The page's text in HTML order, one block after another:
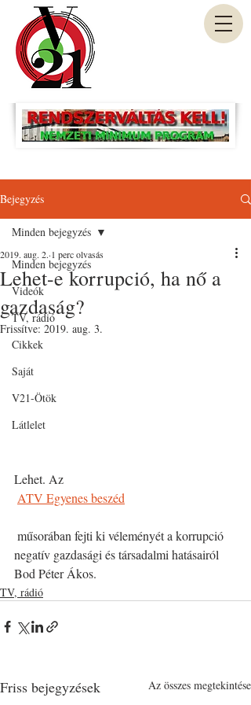
Bejegyzés
Minden bejegyzés
Videók
TV, rádió
Cikkek
Saját
V21-Ötök
Látlelet
Minden bejegyzés
Lehet-e korrupció, ha nő a
gazdaság?
2019. aug. 2. 1 perc olvasás
Frissítve: 2019. aug. 3.
Lehet. Az
ATV Egyenes beszéd
negatív gazdasági és társadalmi hatásairól
Bod Péter Ákos.
TV, rádió
Friss bejegyzések Az összes megtekintése